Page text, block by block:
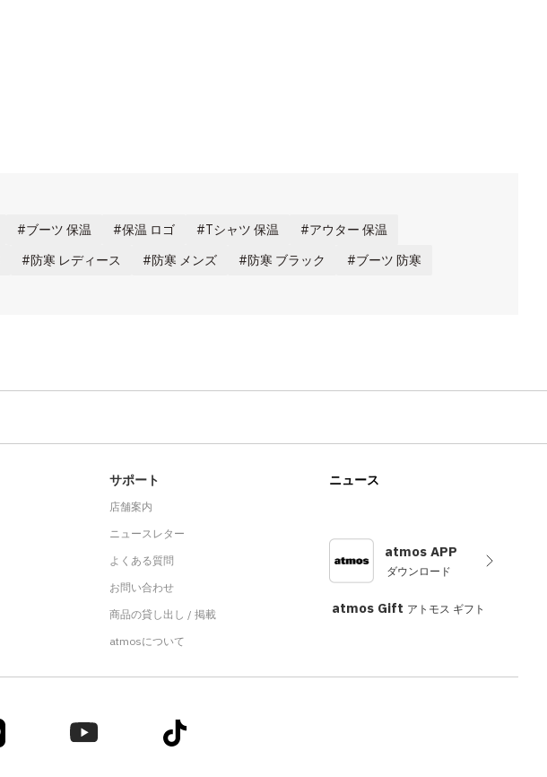
ブーツ 保温 保温 ロゴ Tシャツ 保温
アウター 保温
防寒 レディース 防寒 メンズ 防寒 ブラック
ブーツ 防寒
サポート
店舗案内
ニュースレター
よくある質問
お問い合わせ
商品の貸し出し / 掲載
atmosについて
ニュース
atmos APP
ダウンロード
atmos Gift アトモス ギフト